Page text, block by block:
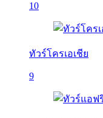
10
ทัวร์โครเอเชีย
9